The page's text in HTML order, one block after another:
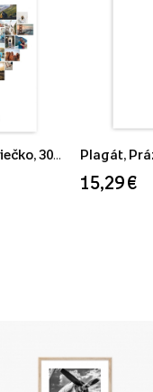
Plagát, Insta srdiečko, 30x40
15,29 €